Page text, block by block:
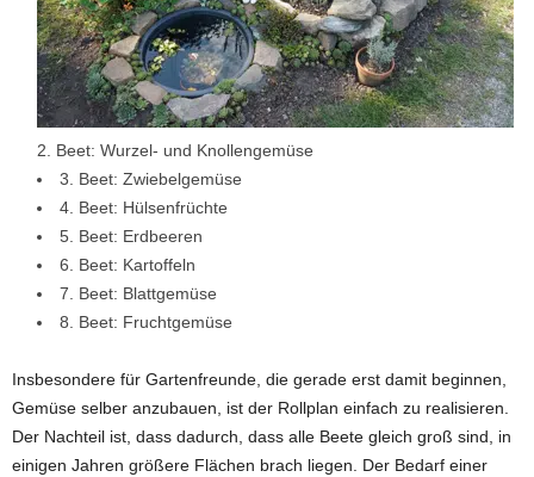
2. Beet: Wurzel- und Knollengemüse
3. Beet: Zwiebelgemüse
4. Beet: Hülsenfrüchte
5. Beet: Erdbeeren
6. Beet: Kartoffeln
7. Beet: Blattgemüse
8. Beet: Fruchtgemüse
Insbesondere für Gartenfreunde, die gerade erst damit beginnen,
Gemüse selber anzubauen, ist der Rollplan einfach zu realisieren.
Der Nachteil ist, dass dadurch, dass alle Beete gleich groß sind, in
einigen Jahren größere Flächen brach liegen. Der Bedarf einer